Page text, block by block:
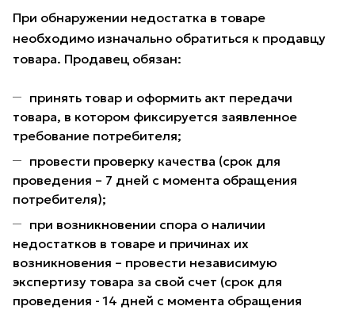
При обнаружении недостатка в товаре
необходимо изначально обратиться к продавцу
товара. Продавец обязан:
принять товар и оформить акт передачи
товара, в котором фиксируется заявленное
требование потребителя;
провести проверку качества (срок для
проведения – 7 дней с момента обращения
потребителя);
при возникновении спора о наличии
недостатков в товаре и причинах их
возникновения – провести независимую
экспертизу товара за свой счет (срок для
проведения - 14 дней с момента обращения